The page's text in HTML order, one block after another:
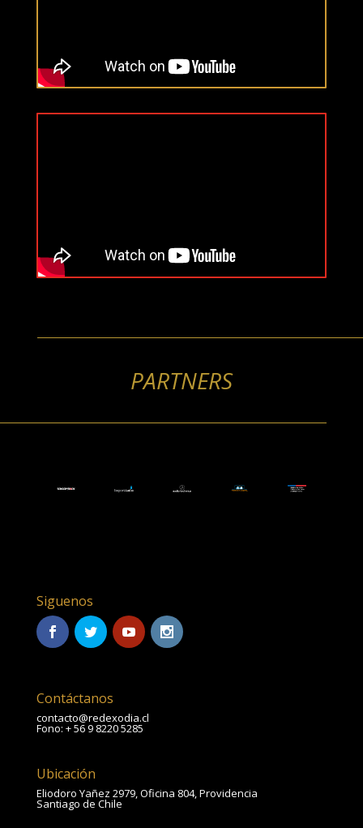
PARTNERS
Siguenos
Contáctanos
contacto@redexodia.cl
Fono: + 56 9 8220 5285
Ubicación
Eliodoro Yañez 2979, Oficina 804, Providencia
Santiago de Chile